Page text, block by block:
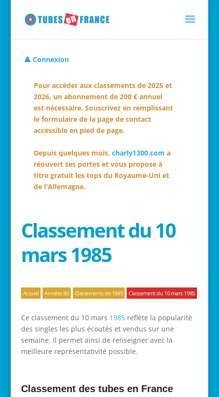
👤 Connexion
Pour accéder aux classements de 2025 et
2026, un abonnement de 200 € annuel
est nécessaire. Souscrivez en remplissant
le formulaire de la page de contact
accessible en pied de page.
Depuis quelques mois, charly1300.com a
réouvert ses portes et vous propose à
titre gratuit les tops du Royaume-Uni et
de l'Allemagne.
Classement du 10
mars 1985
Accueil Années 80 Classements de 1985 Classement du 10 mars 1985
Ce classement du 10 mars 1985reflète la popularité
des singles les plus écoutés et vendus sur une
semaine. Il permet ainsi de renseigner avec la
meilleure représentativité possible.
Classement des tubes en France